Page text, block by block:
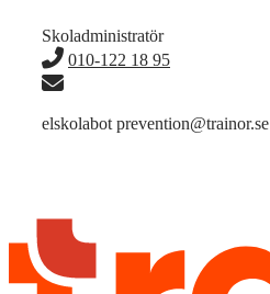
Skoladministratör
010-122 18 95
elskolabot prevention@trainor.se